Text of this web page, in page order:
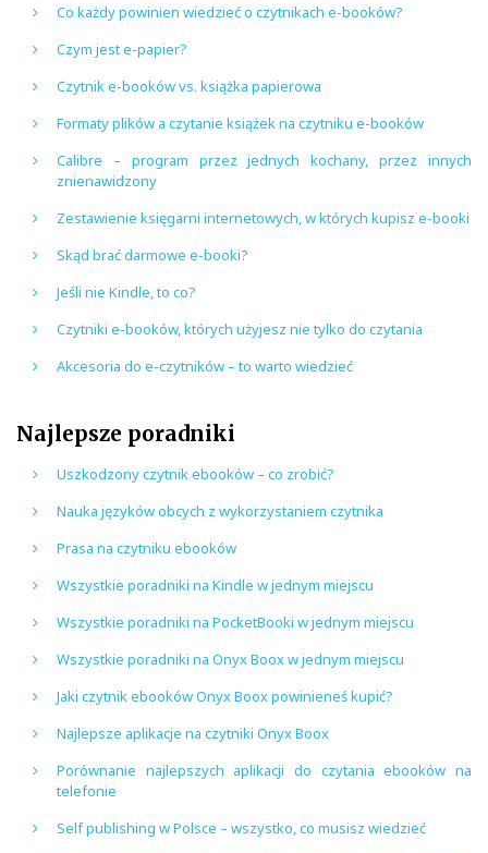
Co każdy powinien wiedzieć o czytnikach e-booków?
Czym jest e-papier?
Czytnik e-booków vs. książka papierowa
Formaty plików a czytanie książek na czytniku e-booków
Calibre – program przez jednych kochany, przez innych
znienawidzony
Zestawienie księgarni internetowych, w których kupisz e-booki
Skąd brać darmowe e-booki?
Jeśli nie Kindle, to co?
Czytniki e-booków, których użyjesz nie tylko do czytania
Akcesoria do e-czytników – to warto wiedzieć
Najlepsze poradniki
Uszkodzony czytnik ebooków – co zrobić?
Nauka języków obcych z wykorzystaniem czytnika
Prasa na czytniku ebooków
Wszystkie poradniki na Kindle w jednym miejscu
Wszystkie poradniki na PocketBooki w jednym miejscu
Wszystkie poradniki na Onyx Boox w jednym miejscu
Jaki czytnik ebooków Onyx Boox powinieneś kupić?
Najlepsze aplikacje na czytniki Onyx Boox
Porównanie najlepszych aplikacji do czytania ebooków na
telefonie
Self publishing w Polsce – wszystko, co musisz wiedzieć